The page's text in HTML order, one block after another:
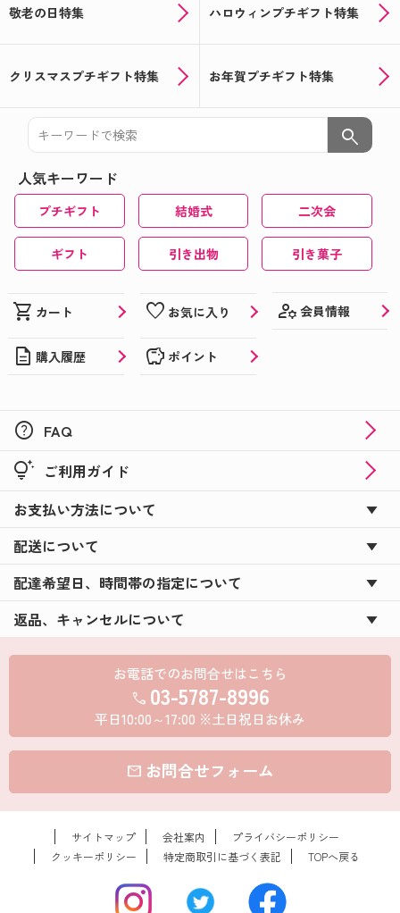
敬老の日特集 ハロウィンプチギフト特集
クリスマスプチギフト特集 お年賀プチギフト特集
search
人気キーワード
プチギフト 結婚式 二次会
ギフト 引き出物 引き菓子
shopping_cart カート favorite お気に入り manage_accounts 会員情報
description 購入履歴 savings ポイント
help FAQ
tips_and_updates ご利用ガイド
お支払い方法について
配送について
配達希望日、時間帯の指定について
返品、キャンセルについて
お電話でのお問合せはこちら
call 03-5787-8996
平日10:00～17:00 ※土日祝日お休み
mail お問合せフォーム
サイトマップ 会社案内
プライバシーポリシー
クッキーポリシー
特定商取引に基づく表記 TOPへ戻る